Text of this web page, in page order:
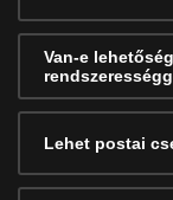
Van-e
Lehet postai